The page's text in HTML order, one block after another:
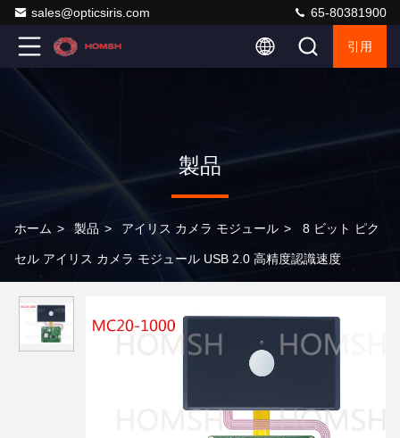
sales@opticsiris.com 65-80381900
引用
製品
ホーム > 製品 > アイリス カメラ モジュール > 8 ビット ピク
セル アイリス カメラ モジュール USB 2.0 高精度認識速度